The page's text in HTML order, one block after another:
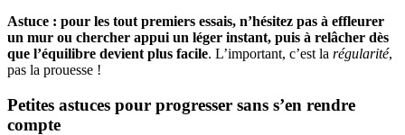
Astuce : pour les tout premiers essais, n’hésitez pas à effleurer
un mur ou chercher appui un léger instant, puis à relâcher dès
que l’équilibre devient plus facile. L’important, c’est la régularité,
pas la prouesse !
Petites astuces pour progresser sans s’en rendre
compte